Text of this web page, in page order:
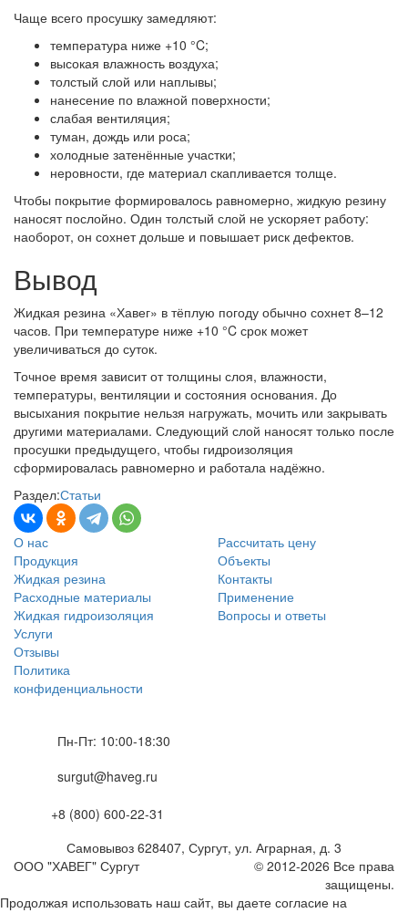
Чаще всего просушку замедляют:
температура ниже +10 °C;
высокая влажность воздуха;
толстый слой или наплывы;
нанесение по влажной поверхности;
слабая вентиляция;
туман, дождь или роса;
холодные затенённые участки;
неровности, где материал скапливается толще.
Чтобы покрытие формировалось равномерно, жидкую резину
наносят послойно. Один толстый слой не ускоряет работу:
наоборот, он сохнет дольше и повышает риск дефектов.
Вывод
Жидкая резина «Хавег» в тёплую погоду обычно сохнет 8–12
часов. При температуре ниже +10 °C срок может
увеличиваться до суток.
Точное время зависит от толщины слоя, влажности,
температуры, вентиляции и состояния основания. До
высыхания покрытие нельзя нагружать, мочить или закрывать
другими материалами. Следующий слой наносят только после
просушки предыдущего, чтобы гидроизоляция
сформировалась равномерно и работала надёжно.
Раздел:Статьи
О нас
Продукция
Жидкая резина
Расходные материалы
Жидкая гидроизоляция
Услуги
Отзывы
Политика
конфиденциальности
Рассчитать цену
Объекты
Контакты
Применение
Вопросы и ответы
Пн-Пт: 10:00-18:30
surgut@haveg.ru
+8 (800) 600-22-31
Самовывоз 628407, Сургут, ул. Аграрная, д. 3
ООО "ХАВЕГ" Сургут
© 2012-2026 Все права
защищены.
Продолжая использовать наш сайт, вы даете согласие на